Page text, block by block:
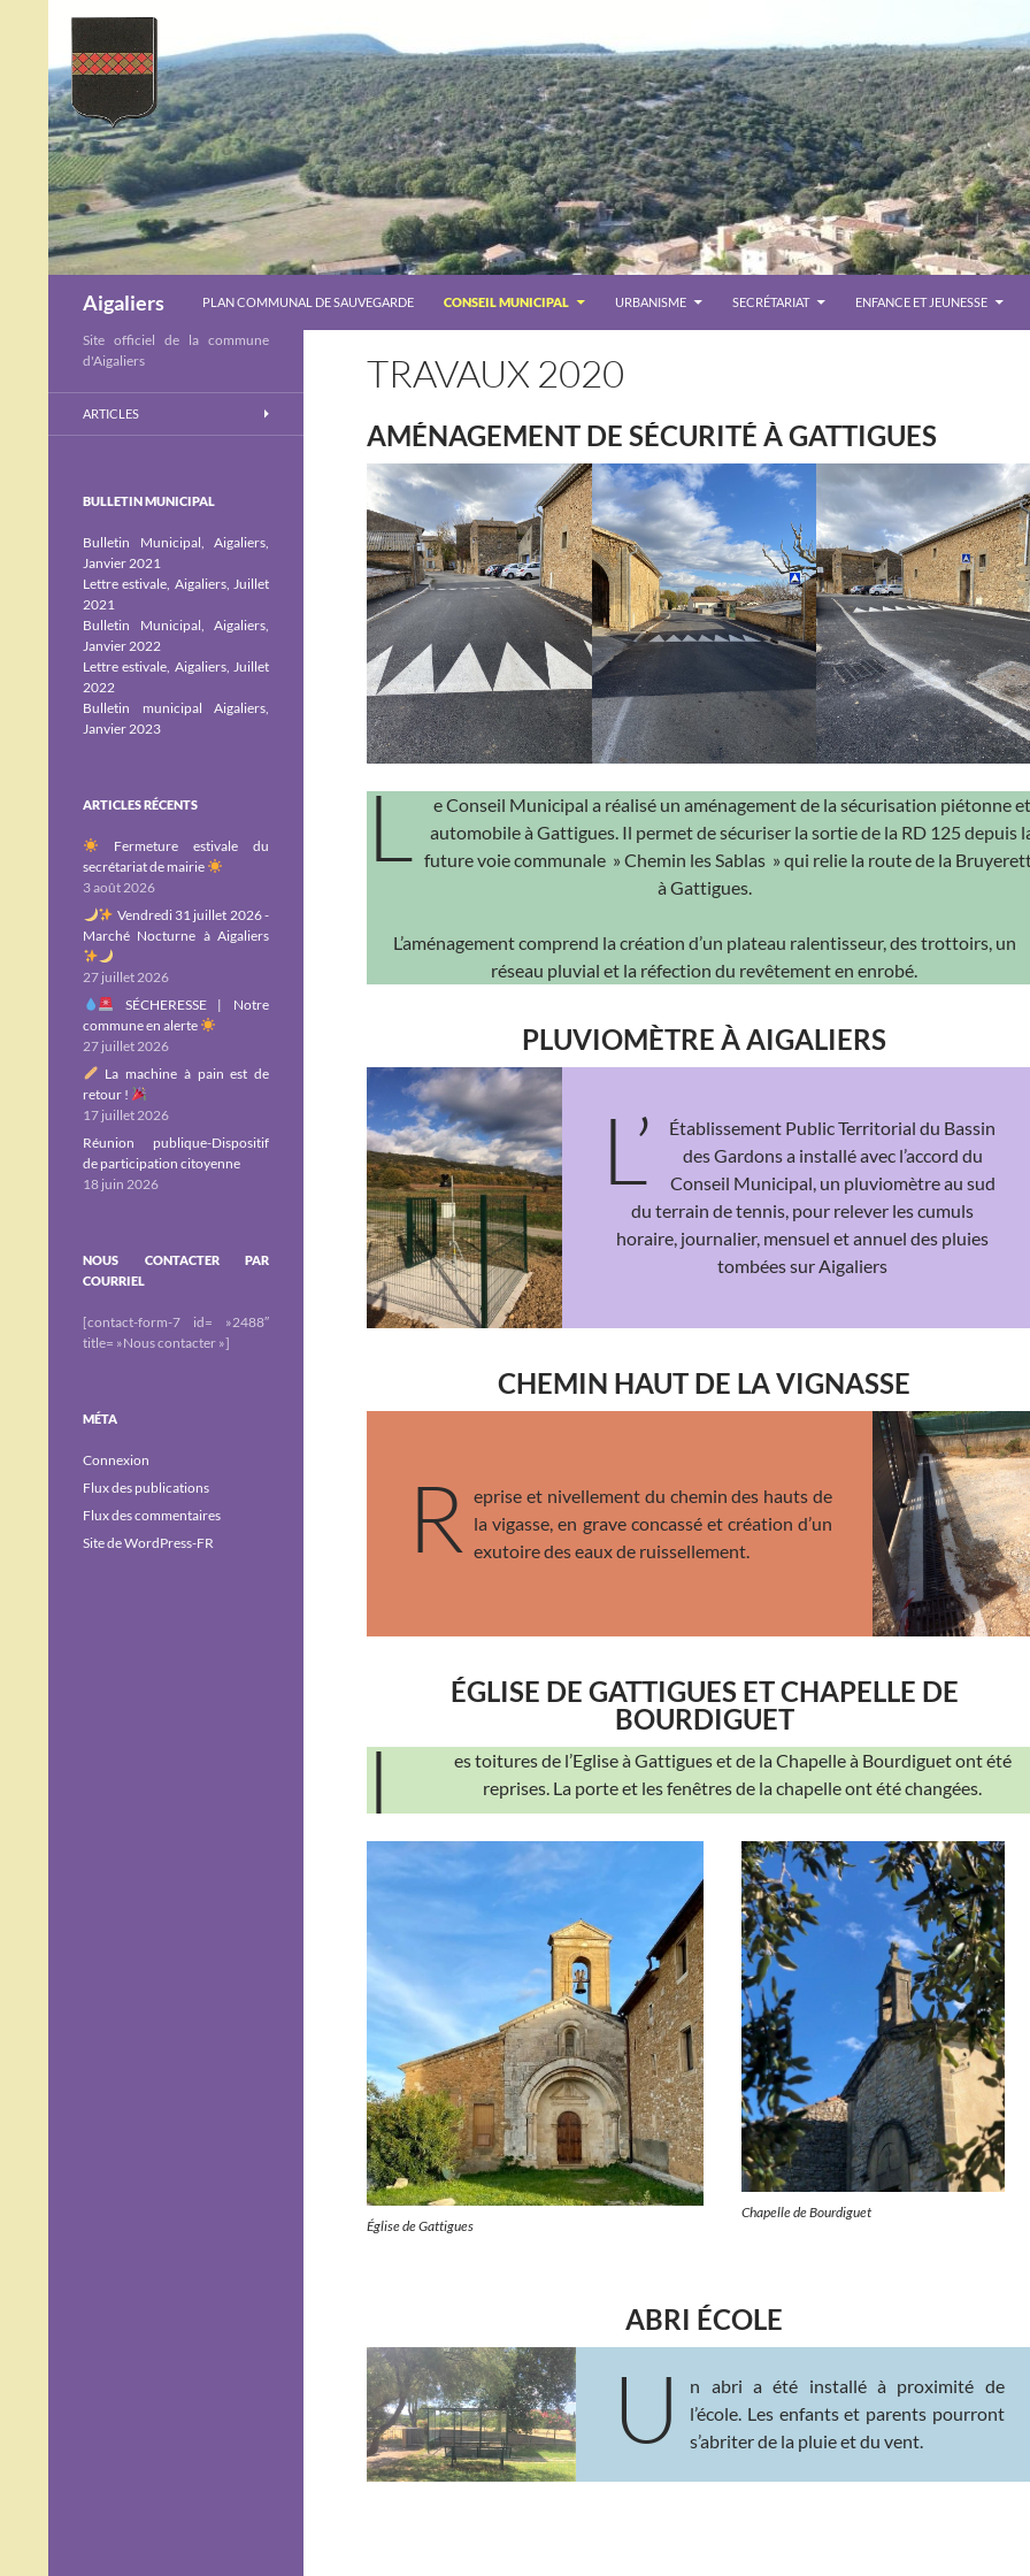
Aigaliers
PLAN COMMUNAL DE SAUVEGARDE
CONSEIL MUNICIPAL URBANISME SECRÉTARIAT ENFANCE ET JEUNESSE
TRAVAUX 2020
AMÉNAGEMENT DE SÉCURITÉ À GATTIGUES
L
e Conseil Municipal a réalisé un aménagement de la sécurisation piétonne et
automobile à Gattigues. Il permet de sécuriser la sortie de la RD 125 depuis
future voie communale » Chemin les Sablas » qui relie la route de la
à Gattigues.
L’aménagement comprend la création d’un plateau ralentisseur, des trottoirs, un
réseau pluvial et la réfection du revêtement en enrobé.
PLUVIOMÈTRE À AIGALIERS
L’
Établissement Public Territorial du Bassin
des Gardons a installé avec l’accord du
Conseil Municipal, un pluviomètre au sud
du terrain de tennis, pour relever les cumuls
horaire, journalier, mensuel et annuel des pluies
tombées sur Aigaliers
CHEMIN HAUT DE LA VIGNASSE
R eprise et nivellement du chemin des hauts de
la vigasse, en grave concassé et création d’un
exutoire des eaux de ruissellement.
ÉGLISE DE GATTIGUES ET CHAPELLE DE
BOURDIGUET
L
es toitures de l’Eglise à Gattigues et de la Chapelle à Bourdiguet ont été
reprises. La porte et les fenêtres de la chapelle ont été changées.
Église de Gattigues
Chapelle de Bourdiguet
ABRI ÉCOLE
U
n abri a été installé à proximité de
l’école. Les enfants et parents pourront
s’abriter de la pluie et du vent.
Le
<
Site officiel de la commune
d'Aigaliers
ARTICLES
BULLETIN MUNICIPAL
Bulletin Municipal, Aigaliers,
Janvier 2021
Lettre estivale, Aigaliers, Juillet
2021
Bulletin Municipal, Aigaliers,
Janvier 2022
Lettre estivale, Aigaliers, Juillet
2022
Bulletin municipal Aigaliers,
Janvier 2023
ARTICLES RÉCENTS
Fermeture estivale du
secrétariat de mairie
3 août 2026
Vendredi 31 juillet 2026 -
Marché Nocturne à Aigaliers
27 juillet 2026
SÉCHERESSE | Notre
commune en alerte
27 juillet 2026
La machine à pain est de
retour !
17 juillet 2026
Réunion publique-Dispositif
de participation citoyenne
18 juin 2026
NOUS CONTACTER PAR
COURRIEL
[contact-form-7 id= »2488″
title= »Nous contacter »]
MÉTA
Connexion
Flux des publications
Flux des commentaires
Site de WordPress-FR